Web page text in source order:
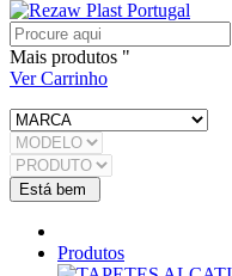
Mais produtos "
Ver Carrinho
Produtos